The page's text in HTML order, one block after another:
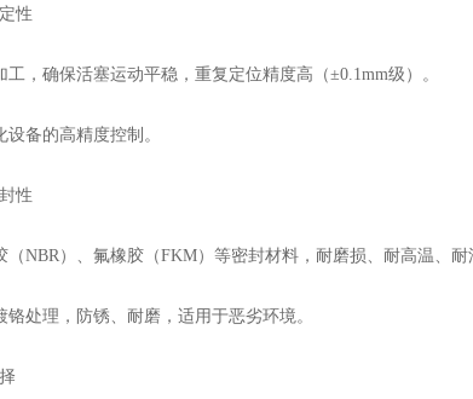
性
，确保活塞运动平稳，重复定位精度高（±0.1mm级）。
备的高精度控制。
性
NBR）、氟橡胶（FKM）等密封材料，耐磨损、耐高温、耐
处理，防锈、耐磨，适用于恶劣环境。